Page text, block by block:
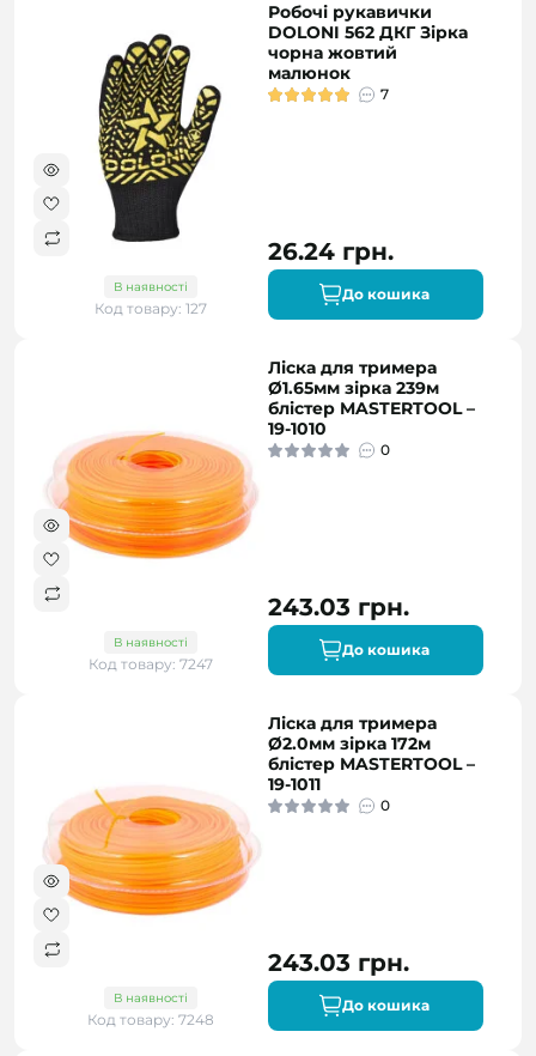
В наявності
Код товару: 127
Робочі рукавички
DOLONI 562 ДКГ Зірка
чорна жовтий
малюнок
7
26.24 грн.
До кошика
В наявності
Код товару: 7247
Ліска для тримера
Ø1.65мм зірка 239м
блістер MASTERTOOL –
19-1010
0
243.03 грн.
До кошика
В наявності
Код товару: 7248
Ліска для тримера
Ø2.0мм зірка 172м
блістер MASTERTOOL –
19-1011
0
243.03 грн.
До кошика